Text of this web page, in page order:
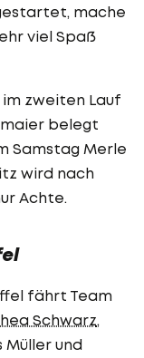
mache
viel Spaß
zweiten Lauf
belegt
Samstag Merle
wird nach
Achte.
fährt Team
Schwarz,
und